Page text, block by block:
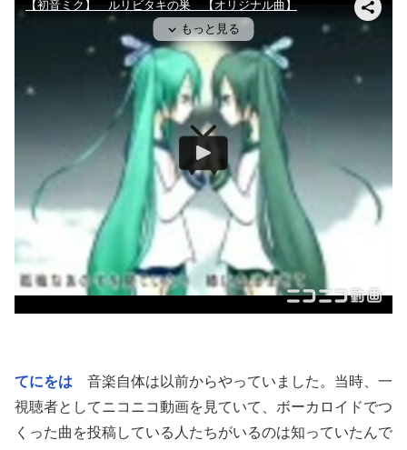
てにをは 音楽自体は以前からやっていました。当時、一
視聴者としてニコニコ動画を見ていて、ボーカロイドでつ
くった曲を投稿している人たちがいるのは知っていたんで